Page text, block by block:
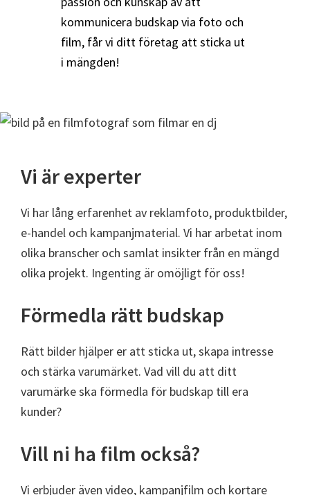
kommunicera budskap via foto och
film, får vi ditt företag att sticka ut
i mängden!
Vi är experter
Vi har lång erfarenhet av reklamfoto, produktbilder,
e-handel och kampanjmaterial. Vi har arbetat inom
olika branscher och samlat insikter från en mängd
olika projekt. Ingenting är omöjligt för oss!
Förmedla rätt budskap
Rätt bilder hjälper er att sticka ut, skapa intresse
och stärka varumärket. Vad vill du att ditt
varumärke ska förmedla för budskap till era
kunder?
Vill ni ha film också?
Vi erbjuder även video, kampanjfilm och kortare